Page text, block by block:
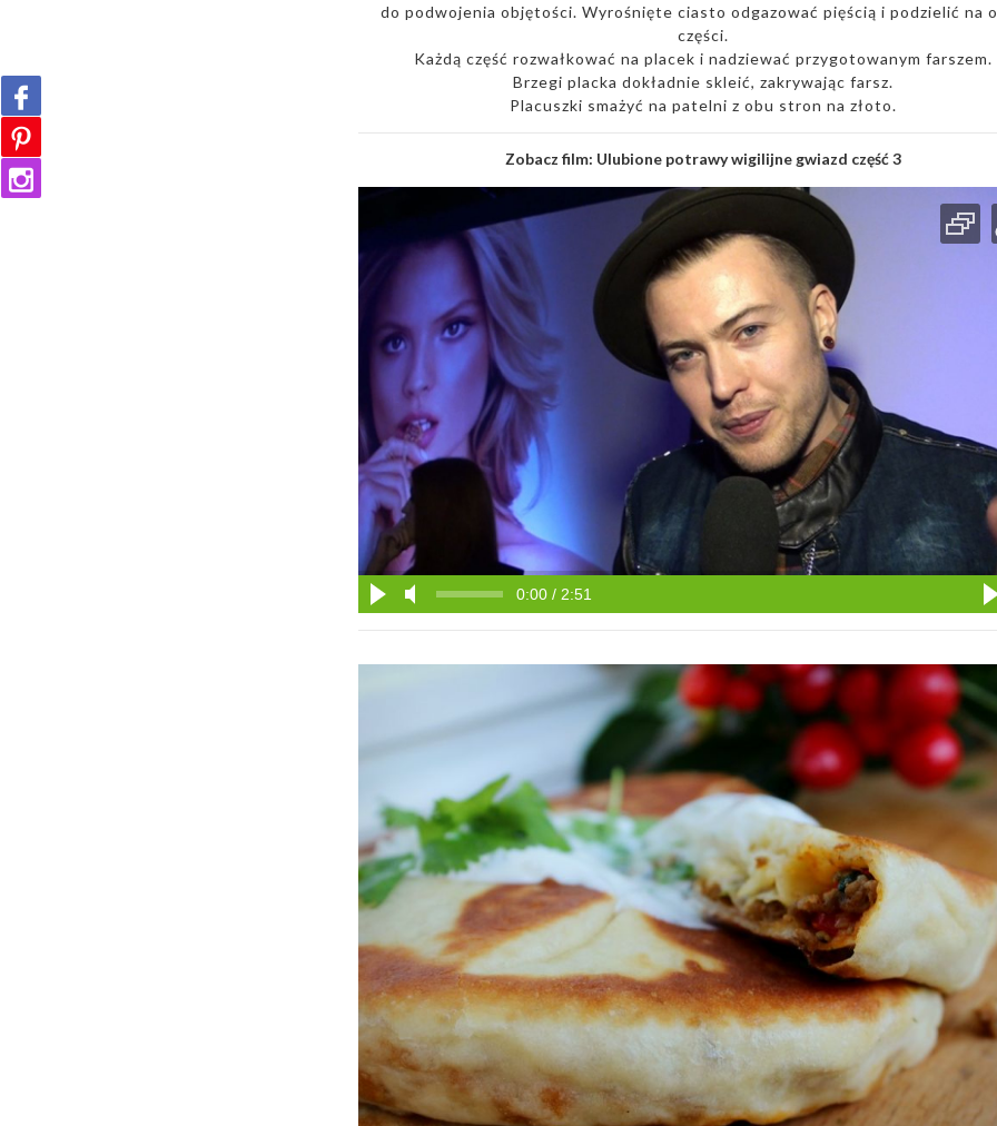
do podwojenia objętości. Wyrośnięte ciasto odgazować pięścią i podzielić na
części.
Każdą część rozwałkować na placek i nadziewać przygotowanym farszem.
Brzegi placka dokładnie skleić, zakrywając farsz.
Placuszki smażyć na patelni z obu stron na złoto.
Zobacz film: Ulubione potrawy wigilijne gwiazd część 3
0:00 / 2:51